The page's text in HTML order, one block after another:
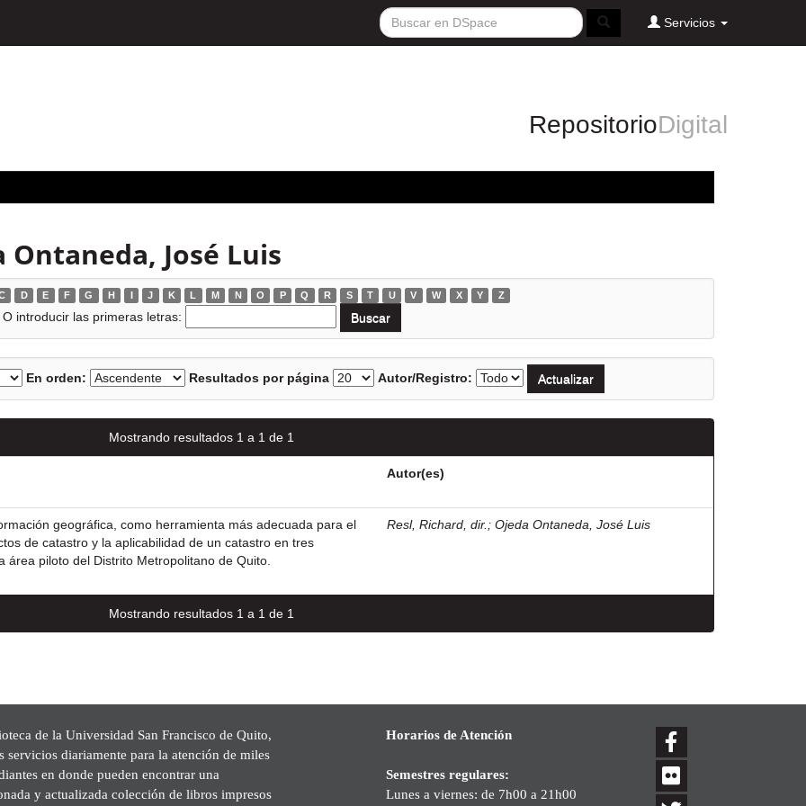
Servicios
RepositorioDigital
José Luis
D E F G H I J K L M N O P Q R S T U V W X Y Z
O introducir las primeras letras:
En orden: Resultados por página Autor/Registro:
Mostrando resultados 1 a 1 de 1
Autor(es)
geográfica, como herramienta más adecuada para el
de catastro y la aplicabilidad de un catastro en tres
área piloto del Distrito Metropolitano de Quito.
Resl, Richard, dir. ; Ojeda Ontaneda, José Luis
Mostrando resultados 1 a 1 de 1
de la Universidad San Francisco de Quito,
servicios diariamente para la atención de miles
en donde pueden encontrar una
y actualizada colección de libros impresos
Horarios de Atención
Semestres regulares:
Lunes a viernes: de 7h00 a 21h00